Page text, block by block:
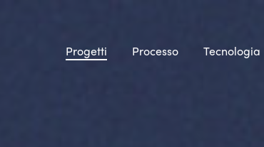
Progetti Processo Tecnologia